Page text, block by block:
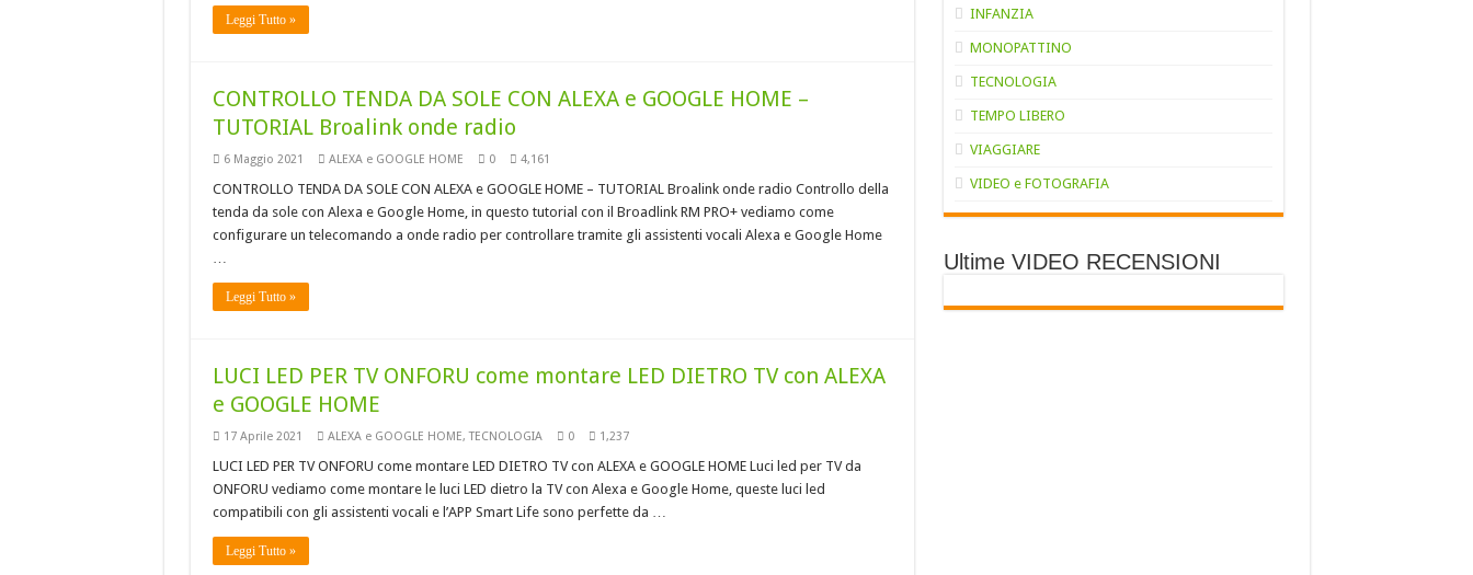
Leggi Tutto »
CONTROLLO TENDA DA SOLE CON ALEXA e GOOGLE HOME –
TUTORIAL Broalink onde radio
6 Maggio 2021 ALEXA e GOOGLE HOME 0 4,161
CONTROLLO TENDA DA SOLE CON ALEXA e GOOGLE HOME – TUTORIAL Broalink onde radio Controllo della
tenda da sole con Alexa e Google Home, in questo tutorial con il Broadlink RM PRO+ vediamo come
configurare un telecomando a onde radio per controllare tramite gli assistenti vocali Alexa e Google Home
…
Leggi Tutto »
LUCI LED PER TV ONFORU come montare LED DIETRO TV con ALEXA
e GOOGLE HOME
17 Aprile 2021 ALEXA e GOOGLE HOME,TECNOLOGIA 0 1,237
LUCI LED PER TV ONFORU come montare LED DIETRO TV con ALEXA e GOOGLE HOME Luci led per TV da
ONFORU vediamo come montare le luci LED dietro la TV con Alexa e Google Home, queste luci led
compatibili con gli assistenti vocali e l’APP Smart Life sono perfette da …
Leggi Tutto »
INFANZIA
MONOPATTINO
TECNOLOGIA
TEMPO LIBERO
VIAGGIARE
VIDEO e FOTOGRAFIA
Ultime VIDEO RECENSIONI